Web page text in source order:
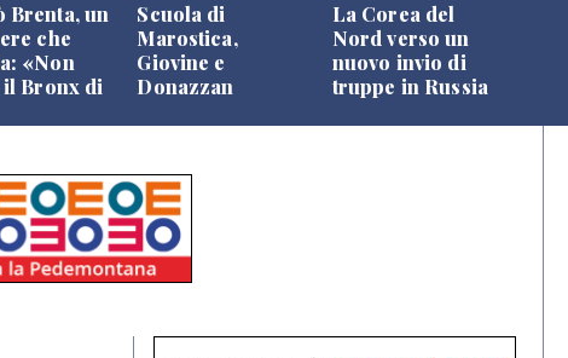
Brenta, un
che
«Non
il Bronx di
Scuola di
Marostica,
Giovine e
Donazzan
La Corea del
Nord verso un
nuovo invio di
truppe in Russia